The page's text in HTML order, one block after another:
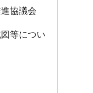
協議会
等につい